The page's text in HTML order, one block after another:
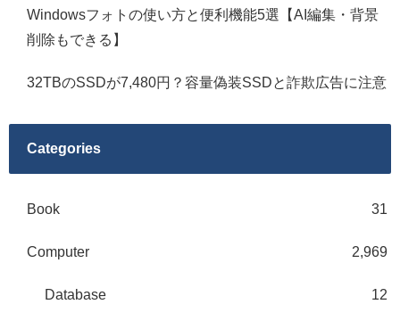
Windowsフォトの使い方と便利機能5選【AI編集・背景
削除もできる】
32TBのSSDが7,480円？容量偽装SSDと詐欺広告に注意
Categories
Book 31
Computer 2,969
Database 12